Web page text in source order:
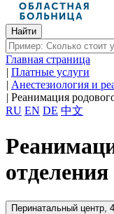
Главная страница
| Платные услуги
| Анестезиология и
| Реанимация
RU EN DE 中文
отделения
Перинатальный центр,